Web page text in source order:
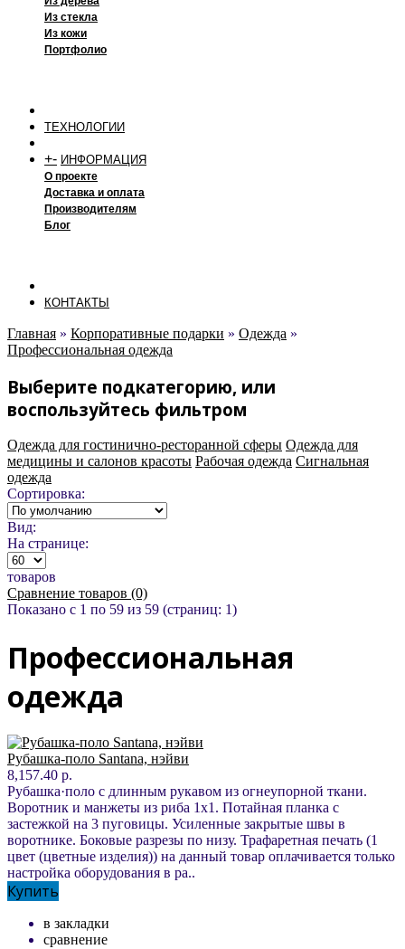
Из стекла
Из кожи
Портфолио
ТЕХНОЛОГИИ
+- ИНФОРМАЦИЯ
О проекте
Доставка и оплата
Производителям
Блог
КОНТАКТЫ
Главная » Корпоративные подарки » Одежда »
Профессиональная одежда
Выберите подкатегорию, или
воспользуйтесь фильтром
Одежда для гостинично-ресторанной сферы Одежда для
медицины и салонов красоты Рабочая одежда Сигнальная
одежда
Сортировка:
Вид:
На странице:
товаров
Сравнение товаров (0)
Показано с 1 по 59 из 59 (страниц: 1)
Профессиональная
одежда
Рубашка-поло Santana, нэйви
8,157.40 р.
Рубашка·поло с длинным рукавом из огнеупорной ткани.
Воротник и манжеты из риба 1x1. Потайная планка с
застежкой на 3 пуговицы. Усиленные закрытые швы в
воротнике. Боковые разрезы по низу. Трафаретная печать (1
цвет (цветные изделия)) на данный товар оплачивается только
настройка оборудования в ра..
Купить
в закладки
сравнение